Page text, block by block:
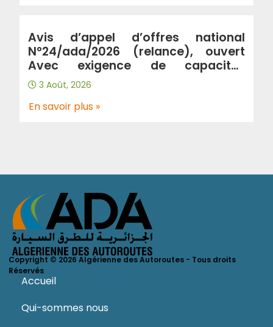
Avis d’appel d’offres national
N°24/ada/2026 (relance), ouvert
Avec exigence de capacités
minimales : Contrôle et suivi de
traitement de glissements au
niveau de l’autoroute a3 wilaya de
3 Août, 2026
En savoir plus »
Copyright © 2026 Algérienne des Autoroutes - Tous droits
Réservés
Accueil
Qui-sommes nous